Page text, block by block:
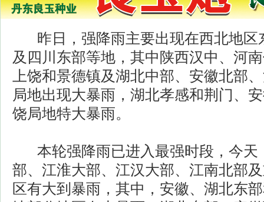
昨日，强降雨主要出现在西北地区
及四川东部等地，其中陕西汉中、河
上饶和景德镇及湖北中部、安徽北部
局地出现大暴雨，湖北孝感和荆门、
饶局地特大暴雨。
本轮强降雨已进入最强时段，今天
部、江淮大部、江汉大部、江南北部
区有大到暴雨，其中，安徽、湖北东